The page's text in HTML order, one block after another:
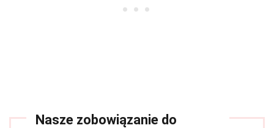
Nasze zobowiązanie do